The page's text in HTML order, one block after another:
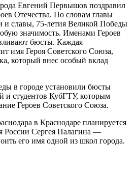
Евгений Первышов поздравил
Отечества. По словам главы
и славы, 75-летия Великой Победы
значимость. Именами Героев
бюсты. Каждая
имя Героя Советского Союза,
который внес особый вклад
в городе установили бюсты
и студентов КубГТУ, которым
Героев Советского Союза.
в Краснодаре планируется
России Сергея Палагина —
его имя одной из школ города.